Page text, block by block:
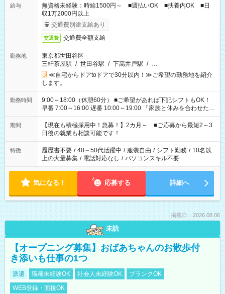
給与
無資格未経験：時給1500円～ ■週払いOK ■扶養内OK ■日
収1万2000円以上
交通費別途支給あり
交通費 交通費全額支給
勤務地
東京都世田谷区
三軒茶屋駅 / 世田谷駅 / 下高井戸駅 / …
≪自宅からドアtoドアで30分以内！≫ご希望の勤務地を紹介
します。
勤務時間
9:00～18:00（休憩60分） ■ご希望があれば下記シフトもOK！
早番 7:00～16:00 遅番 10:00～19:00 「家族と休みを合わせた
い」 「余裕を持って夕飯の準備がしたい」 「できれば残業はし
たくない」 など、ご希望を教えてくださいね。 ※Wワーク希望
の方へ 今ご覧のお仕事で希望する勤務時間と、もう1つのお仕事
の勤務時間。 合計で週40時間を超える場合は応募できません。
期間
【現在も積極採用中！急募！】2カ月～ ■ご応募から最短2～3
日後の就業も相談可能です！
特徴 履歴書不要 / 40～50代活躍中 / 服装自由 / シフト勤務 / 10名以
上の大量募集 / 電話対応なし / パソコンスキル不要
気になる！ 応募する 詳細へ
掲載日：2026.08.06
未読
【オープニング募集】おばあちゃんのお散歩付
き添いも仕事の1つ
派遣 職種未経験OK 社会人未経験OK
ブランクOK
WEB登録・面接OK